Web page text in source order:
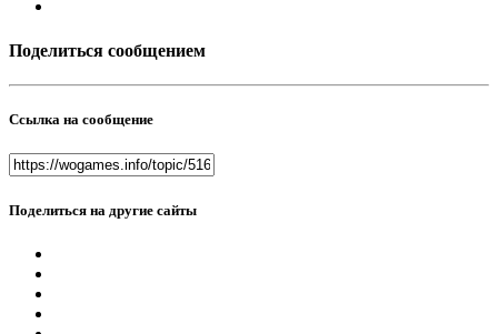
Поделиться сообщением
Ссылка на сообщение
Поделиться на другие сайты